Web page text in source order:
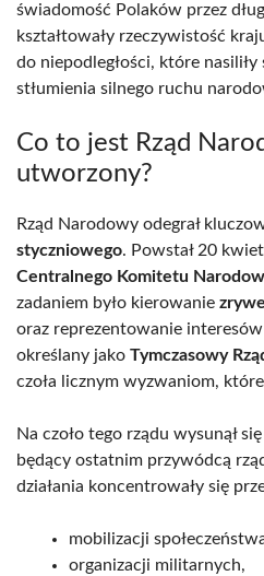
świadomość Polaków przez
kształtowały rzeczywistość
do niepodległości, które
stłumienia silnego ruchu
Co to jest Rząd
utworzony?
Rząd Narodowy odegrał
styczniowego. Powstał 20
Centralnego Komitetu
zadaniem było kierowanie
oraz reprezentowanie
określany jako Tymczasowy
czoła licznym wyzwaniom,
Na czoło tego rządu wysunął się
będący ostatnim przywódcą
działania koncentrowały się
mobilizacji
organizacji militarnych,